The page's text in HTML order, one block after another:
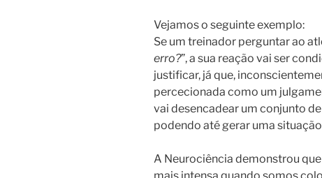
Vejamos o seguinte exemplo:
Se um treinador perguntar ao
erro?”, a sua reação vai ser
justificar, já que,
percecionada como um
vai desencadear um conjunto
podendo até gerar uma
A Neurociência demonstrou